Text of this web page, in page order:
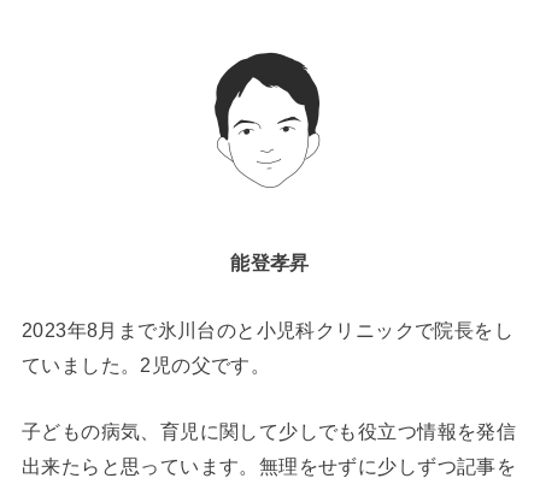
能登孝昇
2023年8月まで氷川台のと小児科クリニックで院長をし
ていました。2児の父です。
子どもの病気、育児に関して少しでも役立つ情報を発信
出来たらと思っています。無理をせずに少しずつ記事を